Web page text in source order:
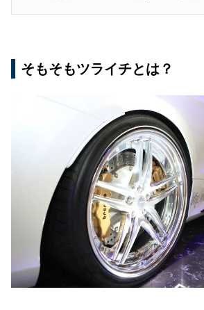
そもそもツライチとは？